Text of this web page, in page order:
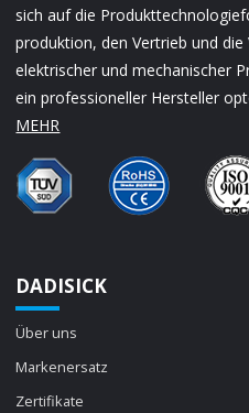
sich auf die
produktion, den Vertrieb und
elektrischer und mechanischer
ein professioneller Hersteller
MEHR
DADISICK
Über uns
Markenersatz
Zertifikate